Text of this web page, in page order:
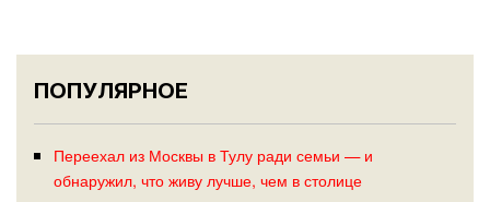
ПОПУЛЯРНОЕ
Переехал из Москвы в Тулу ради семьи — и
обнаружил, что живу лучше, чем в столице